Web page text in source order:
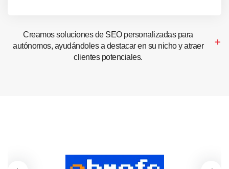
Creamos soluciones de SEO personalizadas para
autónomos, ayudándoles a destacar en su nicho y atraer
clientes potenciales.